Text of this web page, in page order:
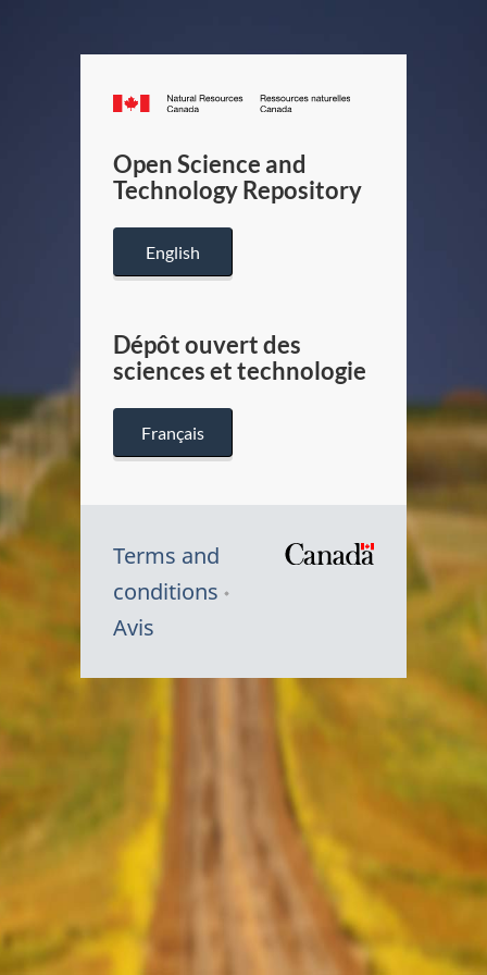
Canada.ca
/
Canada
Open Science and
Technology Repository
English
Dépôt ouvert des
sciences et technologie
Français
Terms and
conditions
Avis
Symbole
Canada